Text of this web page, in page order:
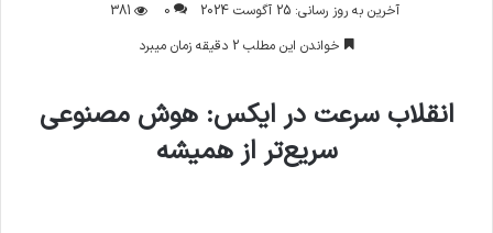
ا
ا
ی
م
آخرین به روز رسانی: 25 آگوست 2024
0
381
خواندن این مطلب 2 دقیقه زمان میبرد
انقلاب سرعت در ایکس: هوش مصنوعی
سریع‌تر از همیشه